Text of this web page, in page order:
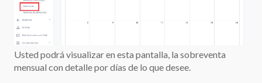
Usted podrá visualizar en esta pantalla, la sobreventa
mensual con detalle por días de lo que desee.